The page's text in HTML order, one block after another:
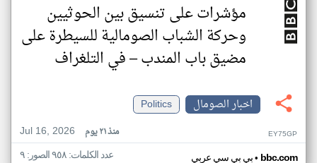
مؤشرات على تنسيق بين الحوثيين
وحركة الشباب الصومالية للسيطرة على
مضيق باب المندب – في التلغراف
اخبار الصومال
Politics
Jul 16, 2026
منذ ٢١ يوم EY75GP
بي بي سي عربي• bbc.com عدد الكلمات: ٩٥٨ الصور: ٩